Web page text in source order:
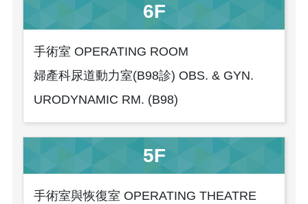
6F
手術室 OPERATING ROOM
婦產科尿道動力室(B98診) OBS. & GYN.
URODYNAMIC RM. (B98)
5F
手術室與恢復室 OPERATING THEATRE